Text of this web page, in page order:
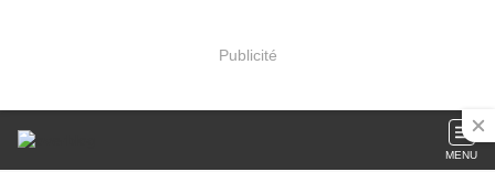
Publicité
MENU